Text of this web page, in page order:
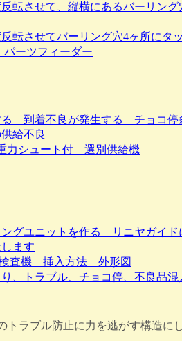
転させて、縦横にあるバーリング
転させてバーリング穴4ヶ所にタ
パーツフィーダー
る 到着不良が発生する チョコ
給不良
力シュート付 選別供給機
グユニットを作る リニヤガイド
ます
検査機 挿入方法 外形図
、トラブル、チョコ停、不良品混
トラブル防止に力を逃がす構造に